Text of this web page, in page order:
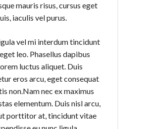
mauris risus, cursus eget
iaculis vel purus.
vel mi interdum tincidunt
leo. Phasellus dapibus
luctus aliquet. Duis
eros arcu, eget consequat
non.Nam nec ex maximus
elementum. Duis nisl arcu,
porttitor at, tincidunt vitae